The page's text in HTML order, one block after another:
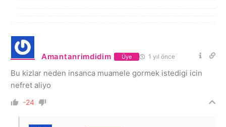
Amantanrimdidim Üye 1 yıl önce
Bu kizlar neden insanca muamele gormek istedigi icin
nefret aliyo
-24